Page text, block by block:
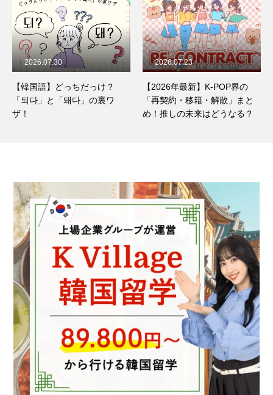
【韓国語】どっちだっけ？
「되다」と「돼다」の裏ワ
ザ！
2026.07.30
【2026年最新】K-POP界の
「再契約・移籍・解散」まと
め！推しの未来はどうなる？
2026.07.23